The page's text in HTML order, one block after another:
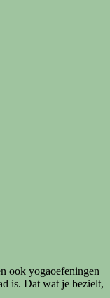
ook yogaoefeningen
is. Dat wat je bezielt,